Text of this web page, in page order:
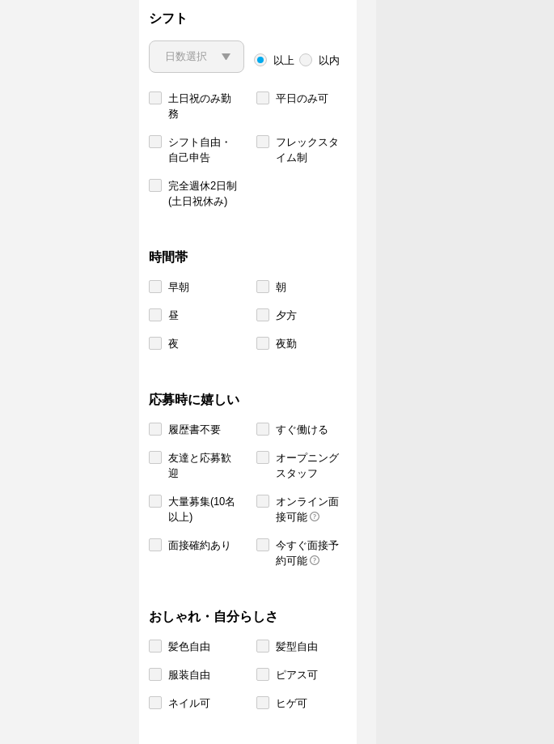
シフト
以上 以内
土日祝のみ勤
務
平日のみ可
シフト自由・
自己申告
フレックスタ
イム制
完全週休2日制
(土日祝休み)
時間帯
早朝 朝
昼 夕方
夜 夜勤
応募時に嬉しい
履歴書不要 すぐ働ける
友達と応募歓
迎
オープニング
スタッフ
大量募集(10名
以上)
オンライン面
接可能
面接確約あり
今すぐ面接予
約可能
おしゃれ・自分らしさ
髪色自由 髪型自由
服装自由 ピアス可
ネイル可 ヒゲ可